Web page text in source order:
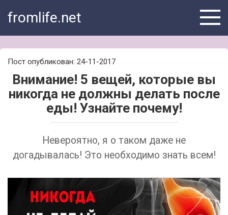
fromlife.net
Пост опубликован: 24-11-2017
Внимание! 5 вещей, которые вы
никогда не должны делать после
еды! Узнайте почему!
Невероятно, я о таком даже не
догадывалась! Это необходимо знать всем!